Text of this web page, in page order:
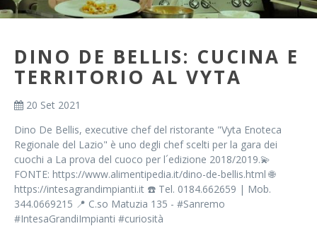
DINO DE BELLIS: CUCINA E
TERRITORIO AL VYTA
20 Set 2021
Dino De Bellis, executive chef del ristorante "Vyta Enoteca
Regionale del Lazio" è uno degli chef scelti per la gara dei
cuochi a La prova del cuoco per l´edizione 2018/2019.💫
FONTE: https://www.alimentipedia.it/dino-de-bellis.html 🌐
https://intesagrandimpianti.it ☎️ Tel. 0184.662659 | Mob.
344.0669215 📍 C.so Matuzia 135 - #Sanremo
#IntesaGrandiImpianti #curiosità